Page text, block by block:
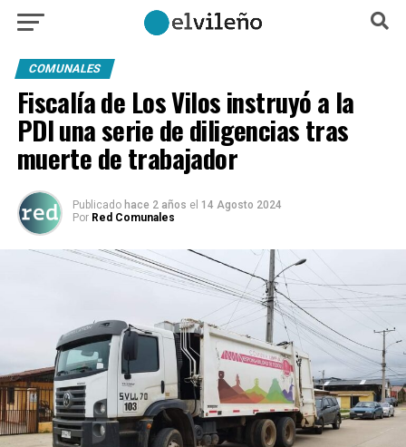
COMUNALES
Fiscalía de Los Vilos instruyó a la
PDI una serie de diligencias tras
muerte de trabajador
Publicado hace 2 años el 14 Agosto 2024
Por Red Comunales